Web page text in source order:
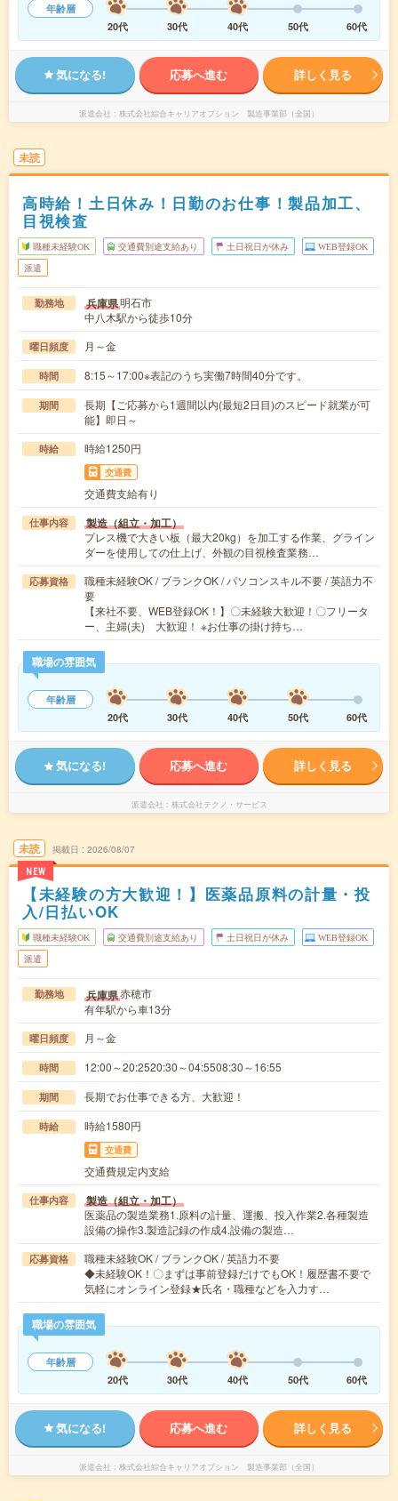
年齢層
20代
30代 40代 50代 60代
気になる! 応募へ進む 詳しく見る
派遣会社 株式会社綜合キャリアオプション 製造事業部（全国）
未読
高時給！土日休み！日勤のお仕事！製品加工、
目視検査
職種未経験OK 交通費別途支給あり 土日祝日が休み WEB登録OK
派遣
勤務地 兵庫県明石市
中八木駅から徒歩10分
曜日頻度 月～金
時間 8:15～17:00※表記のうち実働7時間40分です。
期間
長期【ご応募から1週間以内(最短2日目)のスピード就業が可
能】即日～
時給 時給1250円
交通費
交通費支給有り
仕事内容 製造（組立・加工）
プレス機で大きい板（最大20kg）を加工する作業、グライン
ダーを使用しての仕上げ、外観の目視検査業務…
応募資格
職種未経験OK / ブランクOK / パソコンスキル不要 / 英語力不
要
【来社不要、WEB登録OK！】〇未経験大歓迎！〇フリータ
ー、主婦(夫) 大歓迎！ ※お仕事の掛け持ち…
職場の雰囲気
年齢層
20代
30代 40代 50代 60代
気になる! 応募へ進む 詳しく見る
派遣会社 株式会社テクノ・サービス
未読
NEW
掲載日 2026/08/07
【未経験の方大歓迎！】医薬品原料の計量・投
入/日払いOK
職種未経験OK 交通費別途支給あり 土日祝日が休み WEB登録OK
派遣
勤務地 兵庫県赤穂市
有年駅から車13分
曜日頻度 月～金
時間 12:00～20:2520:30～04:5508:30～16:55
期間 長期でお仕事できる方、大歓迎！
時給 時給1580円
交通費
交通費規定内支給
仕事内容 製造（組立・加工）
医薬品の製造業務1.原料の計量、運搬、投入作業2.各種製造
設備の操作3.製造記録の作成4.設備の製造…
応募資格
職種未経験OK / ブランクOK / 英語力不要
◆未経験OK！〇まずは事前登録だけでもOK！履歴書不要で
気軽にオンライン登録★氏名・職種などを入力す…
職場の雰囲気
年齢層
20代
30代 40代 50代 60代
気になる! 応募へ進む 詳しく見る
派遣会社 株式会社綜合キャリアオプション 製造事業部（全国）